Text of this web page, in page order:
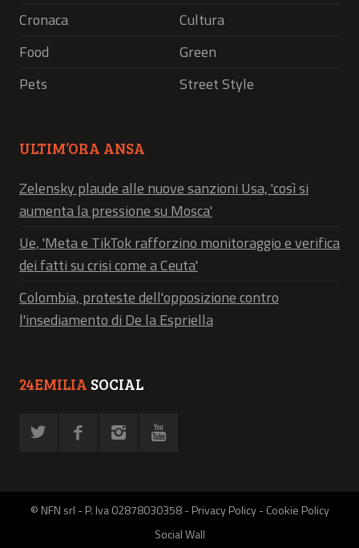
Cronaca
Cultura
Food
Green
Pets
Street Style
ULTIM’ORA ANSA
Zelensky plaude alle nuove sanzioni Usa, 'così si
aumenta la pressione su Mosca'
Ue, 'Meta e TikTok rafforzino monitoraggio e verifica
dei fatti su crisi come a Ceuta'
Colombia, proteste dell'opposizione contro
l'insediamento di De la Espriella
24EMILIA SOCIAL
© NFN srl - P. Iva 02878030358 -Privacy Policy-Cookie Policy
Social Wall